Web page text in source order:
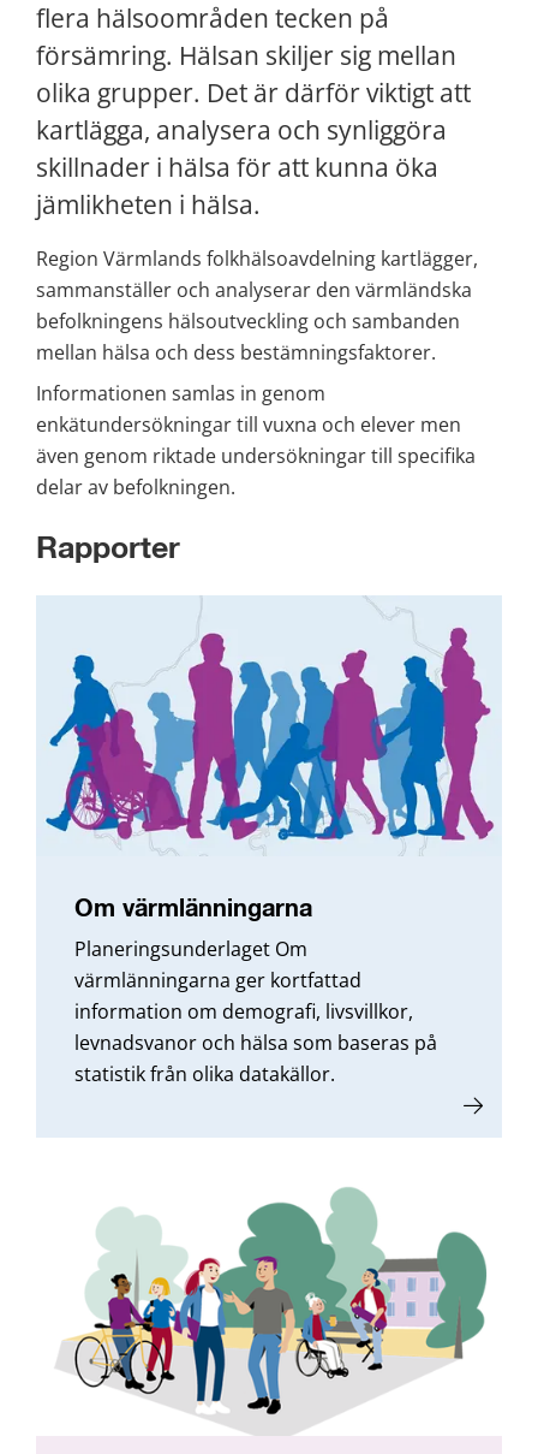
flera hälsoområden tecken på
försämring. Hälsan skiljer sig mellan
olika grupper. Det är därför viktigt att
kartlägga, analysera och synliggöra
skillnader i hälsa för att kunna öka
jämlikheten i hälsa.
Region Värmlands folkhälsoavdelning kartlägger,
sammanställer och analyserar den värmländska
befolkningens hälsoutveckling och sambanden
mellan hälsa och dess bestämningsfaktorer.
Informationen samlas in genom
enkätundersökningar till vuxna och elever men
även genom riktade undersökningar till specifika
delar av befolkningen.
Rapporter
Om värmlänningarna
Planeringsunderlaget Om
värmlänningarna ger kortfattad
information om demografi, livsvillkor,
levnadsvanor och hälsa som baseras på
statistik från olika datakällor.